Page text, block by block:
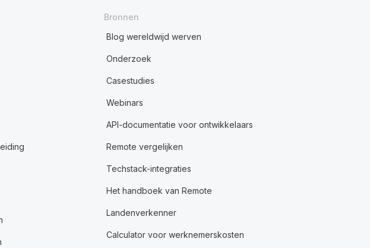
Bronnen
Blog wereldwijd werven
Onderzoek
Casestudies
Webinars
API-documentatie voor ontwikkelaars
Remote vergelijken
Techstack-integraties
Het handboek van Remote
Landenverkenner
Calculator voor werknemerskosten